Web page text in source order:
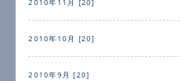
2010年10月 [20]
2010年9月 [20]